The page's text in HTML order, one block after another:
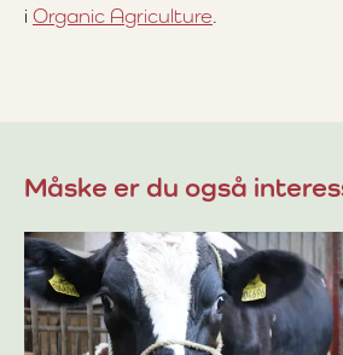
i Organic Agriculture.
Måske er du også